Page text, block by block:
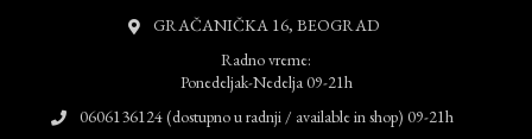
GRAČANIČKA 16, BEOGRAD
Radno vreme:
Ponedeljak-Nedelja 09-21h
0606136124 (dostupno u radnji / available in shop) 09-21h